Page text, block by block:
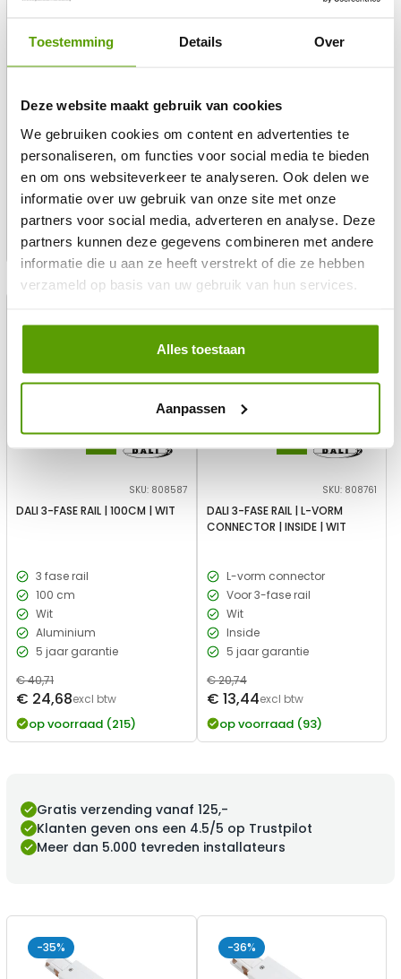
Toestemming Details Over
Deze website maakt gebruik van cookies
We gebruiken cookies om content en advertenties te
personaliseren, om functies voor social media te bieden
en om ons websiteverkeer te analyseren. Ook delen we
informatie over uw gebruik van onze site met onze
partners voor social media, adverteren en analyse. Deze
partners kunnen deze gegevens combineren met andere
informatie die u aan ze heeft verstrekt of die ze hebben
verzameld op basis van uw gebruik van hun services.
Alles toestaan
Aanpassen
5 jaar garantie
Verkoopprijs
Normale
prijs
€ 146,64
€ 65,62excl btw
op voorraad (630)
CCT-SWITCH
CRI>90
5 jaar garantie
Verkoopprijs
Normale
prijs
€ 146,64
€ 65,62excl btw
op voorraad (625)
CCT
-39%
SKU: 808587
DALI 3-FASE RAIL | 100CM | WIT
3 fase rail
100 cm
Wit
Aluminium
5 jaar garantie
Verkoopprijs
Normale
prijs
€ 40,71
€ 24,68excl btw
op voorraad (215)
-35%
SKU: 808761
DALI 3-FASE RAIL | L-VORM
CONNECTOR | INSIDE | WIT
L-vorm connector
Voor 3-fase rail
Wit
Inside
5 jaar garantie
Verkoopprijs
Normale
prijs
€ 20,74
€ 13,44excl btw
op voorraad (93)
Gratis verzending vanaf 125,-
Klanten geven ons een 4.5/5 op Trustpilot
Meer dan 5.000 tevreden installateurs
-35% -36%